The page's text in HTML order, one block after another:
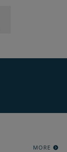
MORE